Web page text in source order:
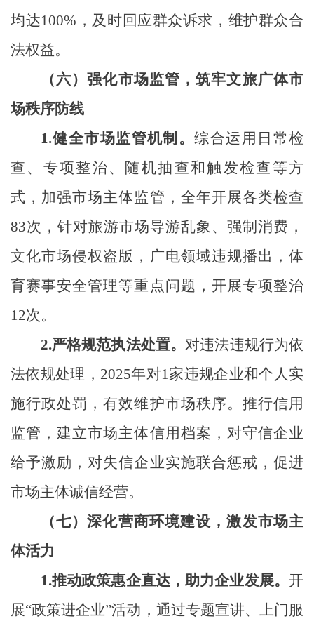
均达100%，及时回应群众诉求，维护群众合
法权益。
（六）强化市场监管，筑牢文旅广体市
场秩序防线
1.健全市场监管机制。综合运用日常检
查、专项整治、随机抽查和触发检查等方
式，加强市场主体监管，全年开展各类检查
83次，针对旅游市场导游乱象、强制消费，
文化市场侵权盗版，广电领域违规播出，体
育赛事安全管理等重点问题 ， 开展专项整治
12次。
2.严格规范执法处置。 对违法违规行为依
法依规处理， 2025年对1家违规企业和个人实
施行政处罚，有效维护市场秩序。推行信用
监管，建立市场主体信用档案，对守信企业
给予激励，对失信企业实施联合惩戒，促进
市场主体诚信经营。
（七）深化营商环境建设，激发市场主
体活力
1.推动政策惠企直达，助力企业发展。 开
展“政策进企业”活动，通过专题宣讲、上门服